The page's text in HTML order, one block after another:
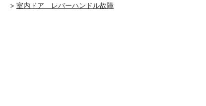
室内ドア レバーハンドル故障